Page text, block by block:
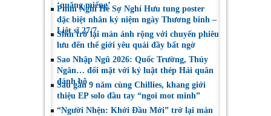
‘quăng miếng’
Phim Nghỉ Hè Sợ Nghỉ Hưu tung poster
đặc biệt nhân kỷ niệm ngày Thương binh –
Liệt sĩ 27/7
Shin trở lại màn ảnh rộng với chuyến phiêu
lưu đến thế giới yêu quái đầy bất ngờ
Sao Nhập Ngũ 2026: Quốc Trường, Thúy
Ngân… đối mặt với kỷ luật thép Hải quân
đánh bộ
Sau gần 9 năm cùng Chillies, khang giới
thiệu EP solo đầu tay “ngoi mot minh”
“Người Nhện: Khởi Đầu Mới” trở lại màn